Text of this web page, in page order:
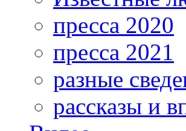
пресса 2020
пресса 2021
разные
рассказы и